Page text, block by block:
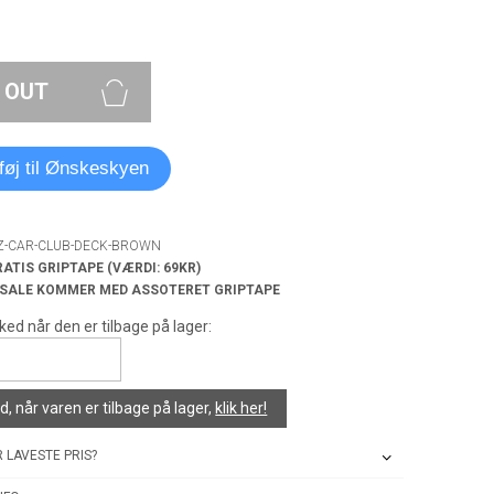
til Ønskeskyen
CAR-CLUB-DECK-BROWN
GRIPTAPE (VÆRDI: 69KR)
KOMMER MED ASSOTERET GRIPTAPE
når den er tilbage på lager:
når varen er tilbage på lager, klik her!
LAVESTE PRIS?